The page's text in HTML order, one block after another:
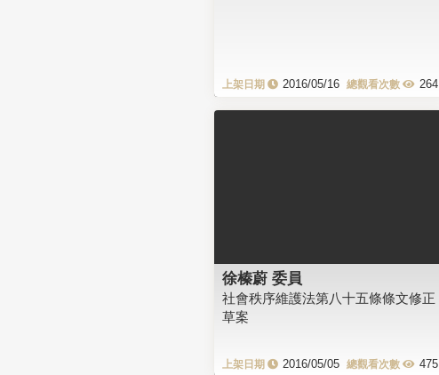
2016/05/16 264
徐榛蔚 委員
社會秩序維護法第八十五條條文修正
草案
2016/05/05 475